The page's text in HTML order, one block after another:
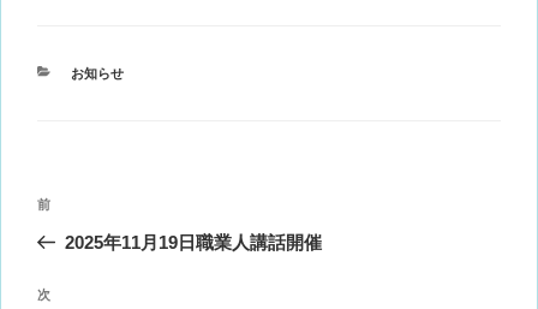
カ
お知らせ
投
ナ
ビ
前
の
稿
前
2025年11月19日職業人講話開催
次
次